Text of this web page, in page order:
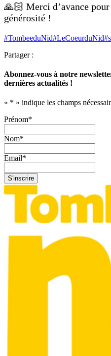
🙏🏻 Merci d’avance
générosité !
#TombeeduNid#LeCoeurduNid
Partager :
Abonnez-vous à notre
dernières actualités !
« * » indique les champs
Prénom*
Nom*
Email*